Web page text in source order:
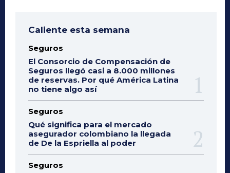
Caliente esta semana
Seguros
El Consorcio de Compensación de
Seguros llegó casi a 8.000 millones
de reservas. Por qué América Latina
no tiene algo así
Seguros
Qué significa para el mercado
asegurador colombiano la llegada
de De la Espriella al poder
Seguros